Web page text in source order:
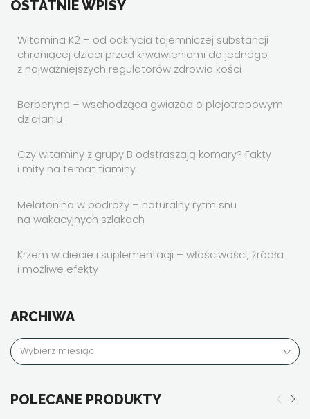
OSTATNIE WPISY
Witamina K2 – od odkrycia tajemniczej substancji
chroniącej dzieci przed krwawieniami do jednego
z najważniejszych regulatorów zdrowia kości
Berberyna – wschodząca gwiazda o plejotropowym
działaniu
Czy witaminy z grupy B odstraszają komary? Fakty
i mity na temat tiaminy
Melatonina w podróży – naturalny rytm snu
na wakacyjnych szlakach
Krzem w diecie i suplementacji – właściwości, źródła
i możliwe efekty
ARCHIWA
POLECANE PRODUKTY